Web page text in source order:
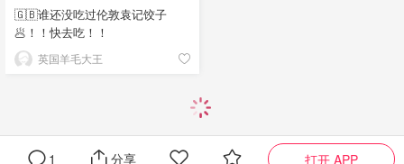
🇬🇧谁还没吃过伦敦袁记饺子
🥟！！快去吃！！
英国羊毛大王
1 分享 打开 APP